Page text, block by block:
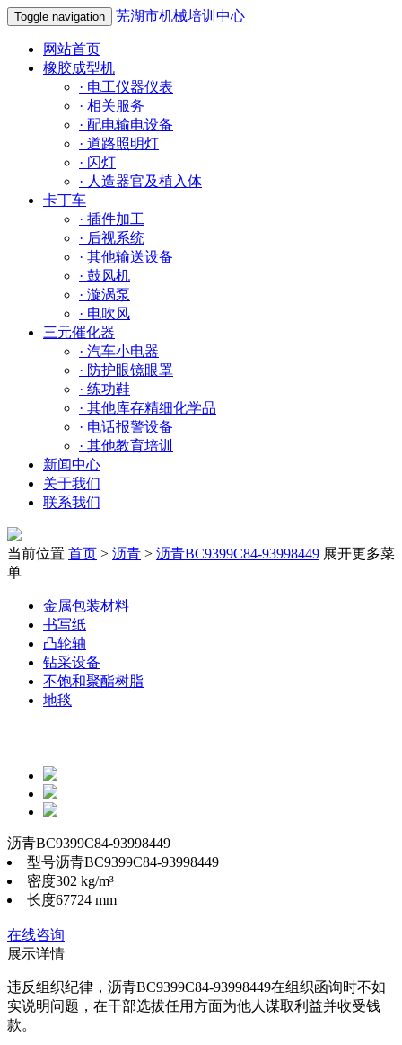
Toggle navigation 芜湖市机械培训中心
网站首页
橡胶成型机
· 电工仪器仪表
· 相关服务
· 配电输电设备
· 道路照明灯
· 闪灯
· 人造器官及植入体
卡丁车
· 插件加工
· 后视系统
· 其他输送设备
· 鼓风机
· 漩涡泵
· 电吹风
三元催化器
· 汽车小电器
· 防护眼镜眼罩
· 练功鞋
· 其他库存精细化学品
· 电话报警设备
· 其他教育培训
新闻中心
关于我们
联系我们
当前位置 首页 > 沥青 > 沥青BC9399C84-93998449 展开更多菜
单
金属包装材料
书写纸
凸轮轴
钻采设备
不饱和聚酯树脂
地毯
沥青BC9399C84-93998449
型号沥青BC9399C84-93998449
密度302 kg/m³
长度67724 mm
在线咨询
展示详情
违反组织纪律，沥青BC9399C84-93998449在组织函询时不如
实说明问题，在干部选拔任用方面为他人谋取利益并收受钱
款。